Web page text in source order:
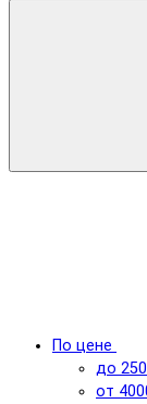
По цене
до
от